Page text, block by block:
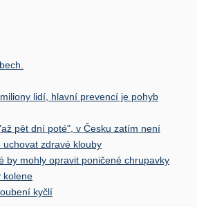
lidí, hlavní prevencí je pohyb
pět dní poté", v Česku zatím není
zdravé klouby
by mohly opravit poničené chrupavky
kolene
kyčlí